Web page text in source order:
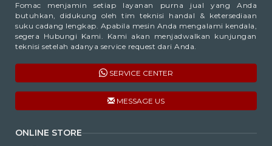
Fomac menjamin setiap layanan purna jual yang Anda
butuhkan, didukung oleh tim teknisi handal & ketersediaan
suku cadang lengkap. Apabila mesin Anda mengalami kendala,
segera Hubungi Kami. Kami akan menjadwalkan kunjungan
teknisi setelah adanya service request dari Anda.
SERVICE CENTER
MESSAGE US
ONLINE STORE